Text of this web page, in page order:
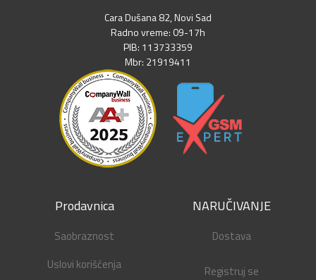
Cara Dušana 82, Novi Sad
Radno vreme: 09-17h
PIB: 113733359
Mbr: 21919411
Prodavnica
Saobraznost
Uslovi korišćenja
NARUČIVANJE
Dostava
Registruj se